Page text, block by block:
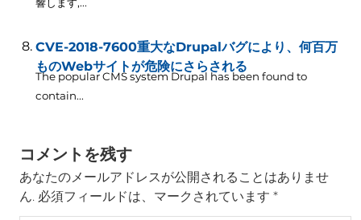
CVE-2018-7600重大なDrupalバグにより、何百万
ものWebサイトが危険にさらされる
The popular CMS system Drupal has been found to
contain...
コメントを残す
あなたのメールアドレスが公開されることはありませ
ん. 必須フィールドは、マークされています *